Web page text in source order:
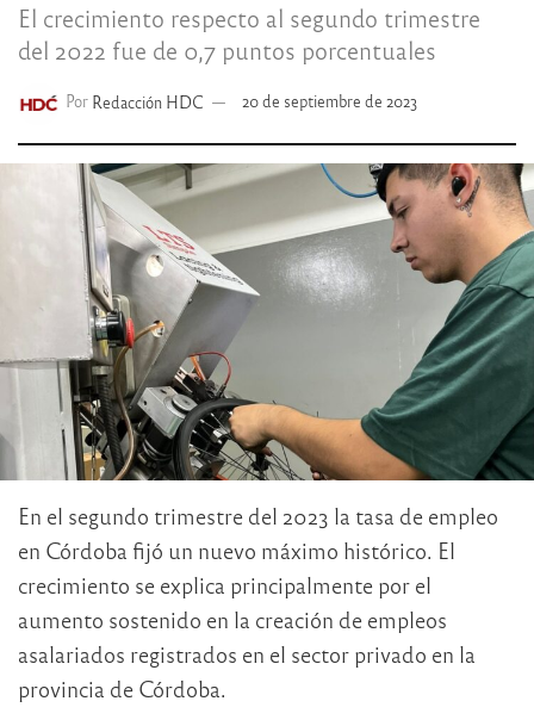
El crecimiento respecto al segundo trimestre
del 2022 fue de 0,7 puntos porcentuales
Por Redacción HDC 20 de septiembre de 2023
En el segundo trimestre del 2023 la tasa de empleo
en Córdoba fijó un nuevo máximo histórico. El
crecimiento se explica principalmente por el
aumento sostenido en la creación de empleos
asalariados registrados en el sector privado en la
provincia de Córdoba.